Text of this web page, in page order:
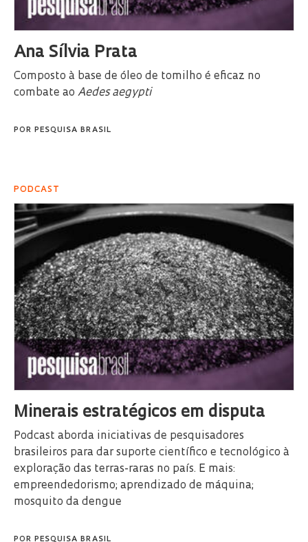
Ana Sílvia Prata
Composto à base de óleo de tomilho é eficaz no
combate ao Aedes aegypti
POR PESQUISA BRASIL
PODCAST
Minerais estratégicos em disputa
Podcast aborda iniciativas de pesquisadores
brasileiros para dar suporte científico e tecnológico à
exploração das terras-raras no país. E mais:
empreendedorismo; aprendizado de máquina;
mosquito da dengue
POR PESQUISA BRASIL